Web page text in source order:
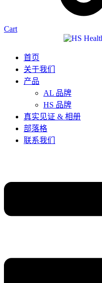
Cart
首页
关于我们
产品
AL 品牌
HS 品牌
真实见证 & 相册
部落格
联系我们